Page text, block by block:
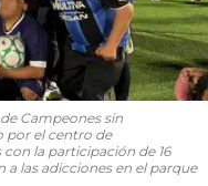
Campeones sin
por el centro de
la participación de 16
las adicciones en el parque